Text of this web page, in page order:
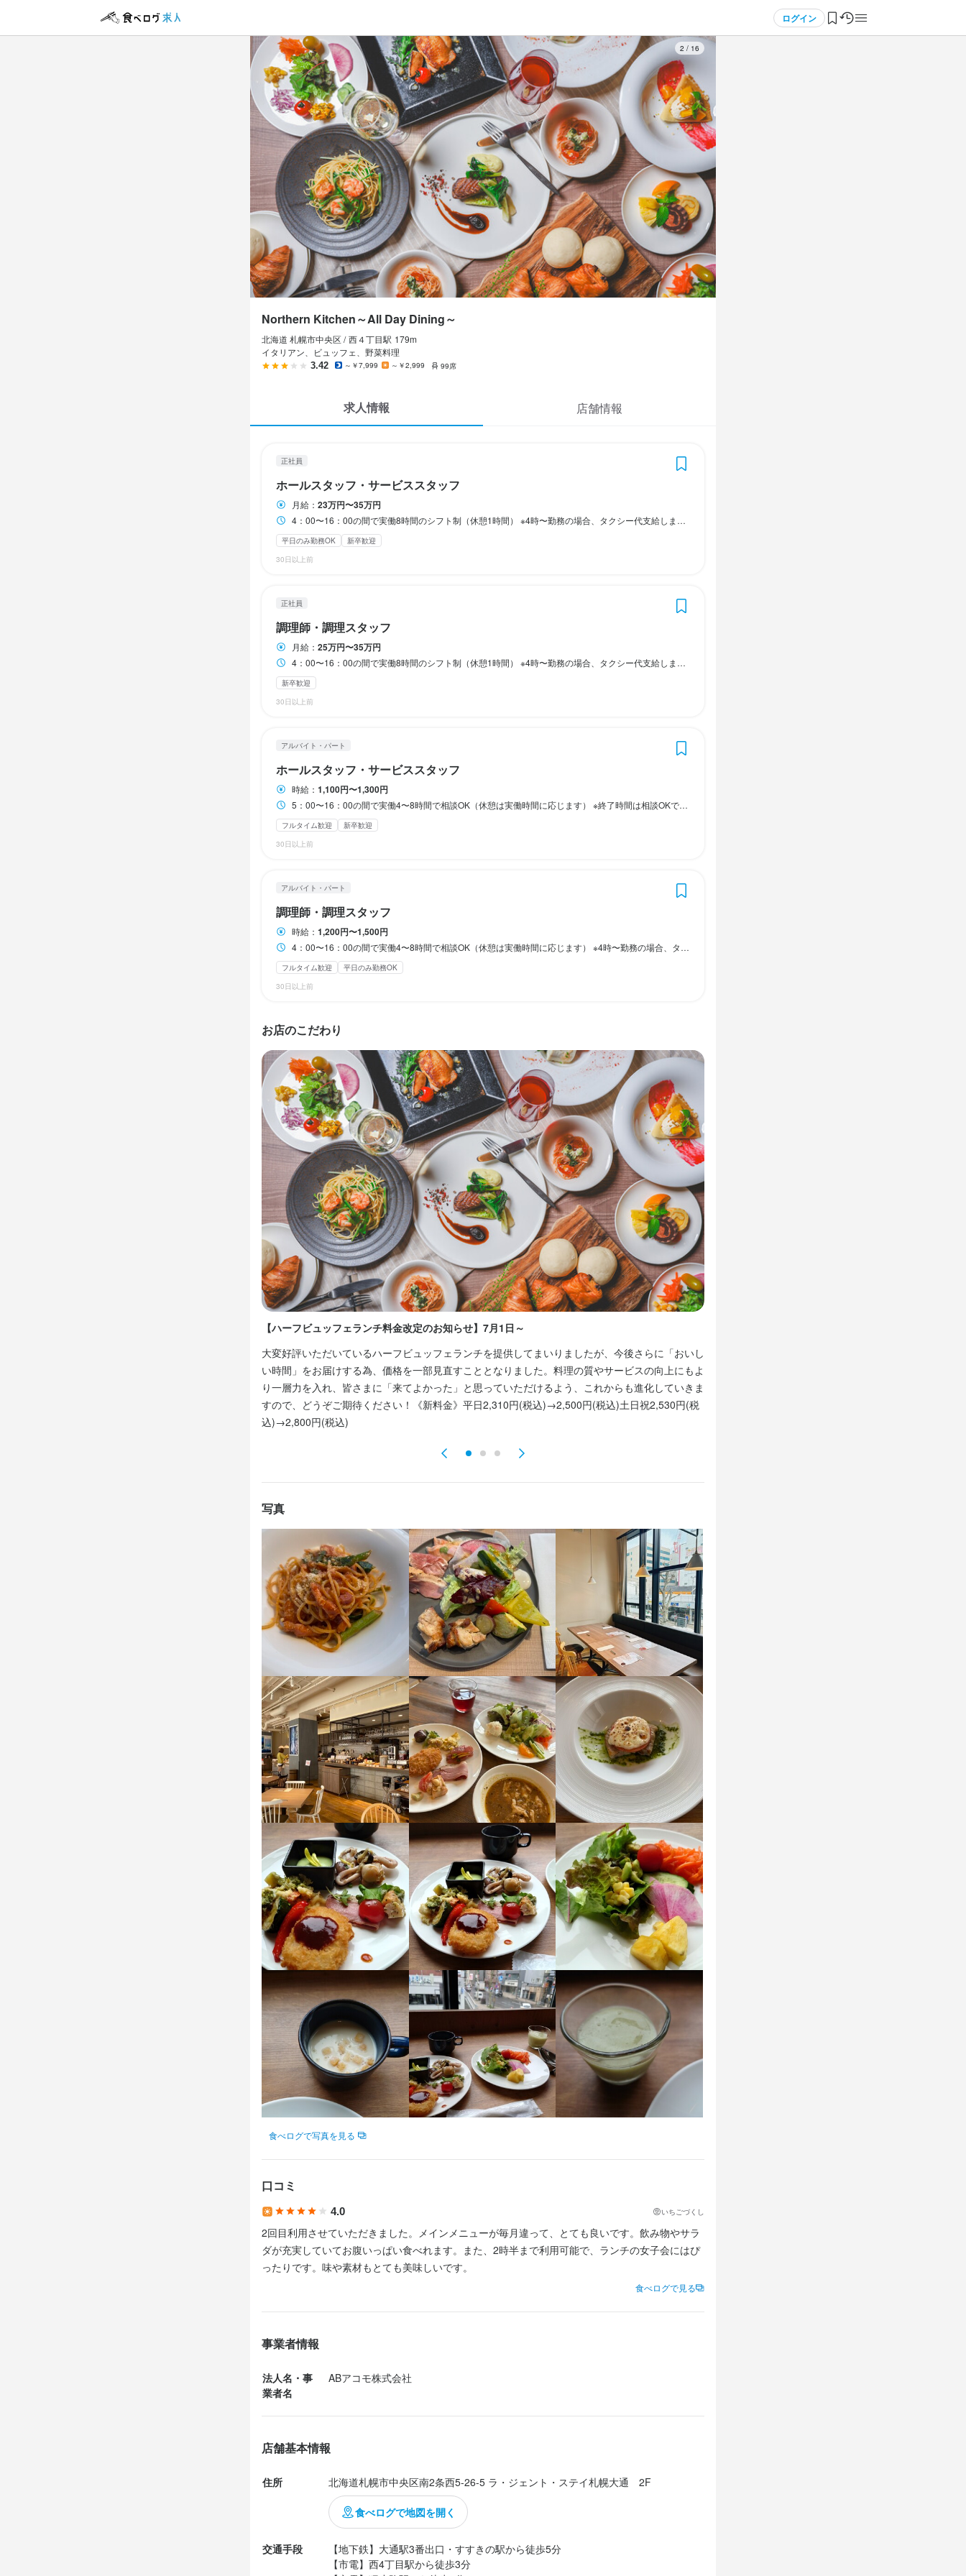
ログイン
3 / 16
Northern Kitchen～All Day Dining～
北海道 札幌市中央区 / 西４丁目駅 179m
イタリアン、ビュッフェ、野菜料理
3.42 ～￥7,999 ～￥2,999 99席
求人情報 店舗情報
正社員
ホールスタッフ・サービススタッフ
月給： 23万円〜35万円
4：00〜16：00の間で実働8時間のシフト制（休憩1時間） ※4時〜勤務の場合、タクシー代支給します。 シフト例 ◇5：00〜14：00（休憩1時間） ◇6：00〜15：00（休憩1時間） ◇7：00〜16：00（休憩1時間）
平日のみ勤務OK
新卒歓迎
30日以上前
正社員
調理師・調理スタッフ
月給： 25万円〜35万円
4：00〜16：00の間で実働8時間のシフト制（休憩1時間） ※4時〜勤務の場合、タクシー代支給します。 シフト例 ◇4：00〜13：00（休憩1時間） ◇6：00〜15：00（休憩1時間） ◇7：00〜16：00（休憩1時間）
新卒歓迎
30日以上前
アルバイト・パート
ホールスタッフ・サービススタッフ
時給： 1,100円〜1,300円
5：00〜16：00の間で実働4〜8時間で相談OK（休憩は実働時間に応じます） ※終了時間は相談OKです。 ※フルタイム勤務も可能です。 シフト例 ◇5：00〜10：00 ◇7：00〜14：00（休憩1時間） ◇7：00〜16：00（休憩1時間） ※上記以外でもご相談ください。 勤務日数 週2日〜相談OKです。 ※週5日勤務などもOKですので、お気軽にご相談下さい。 ※土曜・日曜・祝日勤務できる方尚可
フルタイム歓迎
新卒歓迎
30日以上前
アルバイト・パート
調理師・調理スタッフ
時給： 1,200円〜1,500円
4：00〜16：00の間で実働4〜8時間で相談OK（休憩は実働時間に応じます） ※4時〜勤務の場合、タクシー代支給します。 ※終了時間は相談OKです。 ※フルタイム勤務も可能です。 シフト例 ◇4：00〜13：00（休憩1時間） ◇7：00〜11：00（休憩なし） ◇7：00〜15：00（休憩1時間） ※上記以外でもご相談ください。 勤務日数 週2日〜相談OKです。 ※週5日勤務などもOKですので、お気軽にご相談下さい。 ※土曜・日曜・祝日勤務できる方尚可
フルタイム歓迎
平日のみ勤務OK
30日以上前
お店のこだわり
【ハーフビュッフェランチ料金改定のお知らせ】7月1日～
大変好評いただいているハーフビュッフェランチを提供してまいりましたが、今後さらに「おいし
い時間」をお届けする為、価格を一部見直すこととなりました。料理の質やサービスの向上にもよ
り一層力を入れ、皆さまに「来てよかった」と思っていただけるよう、これからも進化していきま
すので、どうぞご期待ください！《新料金》平日2,310円(税込)→2,500円(税込)土日祝2,530円(税
込)→2,800円(税込)
写真
食べログで写真を見る
口コミ
4.0 いちごづくし
2回目利用させていただきました。メインメニューが毎月違って、とても良いです。飲み物やサラ
ダが充実していてお腹いっぱい食べれます。また、2時半まで利用可能で、ランチの女子会にはぴ
ったりです。味や素材もとても美味しいです。
食べログで見る
事業者情報
法人名・事
業者名
ABアコモ株式会社
店舗基本情報
住所 北海道札幌市中央区南2条西5-26-5 ラ・ジェント・ステイ札幌大通　2F
食べログで地図を開く
交通手段
【地下鉄】大通駅3番出口・すすきの駅から徒歩5分
【市電】西4丁目駅から徒歩3分
求人を選択する
ホールスタッフ 月給：23万円〜35万円
正社員 調理師・調理スタッフ 月給： 25万円〜35万円
バイト ホールスタッフ 時給： 1,100円〜1,300円
バイト 調理師・調理スタッフ 時給：1,200円〜1,500円
求人を選択する
料理長候補 月給：27万円〜40万円
バイト 調理補助 1,100円〜
正社員 調理師・調理スタッフ 月給： 25万円〜30万円
バイト ホールスタッフ 時給： 1,100円〜
求人を選択する
ホールスタッフ 時給：1,075円〜
求人を選択する
ホールスタッフ 時給：1,100円〜
正社員 Northern Kitchen～All Day Dining～
ホールスタッフ・サービススタッフ
ホールスタッフ・サービススタッフ
月給230,000円〜350,000円
昇給あり 交通費支給
試用期間
試用期間3カ月有（同条件）
給与補足
※経験・スキルを考慮し、決定します。
諸手当
交通費規定支給
4：00〜16：00の間で実働8時間のシフト制（休憩1時間）
◇5：00〜14：00（休憩1時間）
◇6：00〜15：00（休憩1時間）
◇7：00〜16：00（休憩1時間）
ランチタイムのみ勤務OK ダブルワーク・副業OK
※2月のみ月8日（うるう年は除く）
月8日以上休みあり 平日のみ勤務OK(土日休み)
待遇
福利厚生
各種社会保険完備
車通勤応相談
制服貸与
昇給・賞与
特徴
学歴不問 未経験者歓迎 独立希望者歓迎 新卒歓迎 フリーター歓迎 駅チカ(徒歩5分以内)
ホテル内レストランにて、接客を中心としたホール業務をお任せします。
営業はモーニングとランチの時間帯に分かれており、それぞれの営業終了後には、次の時間帯や
翌日に向けた準備作業も行っていただきます。
この仕事のおすすめポイント
＜街中の好立地にあるホテル内レストランでのお仕事＞
清潔感のある落ち着いた空間で、快適に働ける環境が整っています。
今後、飲食業界でステップアップを目指したい方にとって、成長できるチャンスが豊富にある職
場です。
勤務地は「ラ・ジェント・ステイ札幌大通」2階のレストラン。朝食やランチの時間帯を中心に、
北海道産の食材を活かしたイタリアンベースの洋食を提供しています。お客様に安心して楽しん
でいただける空間づくりを担っていただきます。
主な業務は、お客様のお出迎えやメニューのご案内、料理の説明、お見送りなど。料理を通じて
お客様との信頼関係を築き、また来たいと思っていただけるサービスを提供することが大切で
す。
さらに、より良いお店づくりのために、あなたのアイデアや意見も積極的に取り入れていきま
す。メニュー開発やスタッフ育成などにも関わりながら、店舗の中心メンバーとして活躍できる
環境です。
少しでも興味をお持ちいただけましたら、ぜひご応募ください。
お仕事は、まず盛り付けなどのシンプルな作業からスタートします。難しい業務は少なく、未経
験の方でも安心して始められる環境です。お気軽にご応募ください。
＜ラ・ジェント・ステイ札幌大通＞
大通駅と狸小路の間に位置しており、アクセスの良さが魅力です。
JRや地下鉄、バス、市電など複数の交通手段が利用できるため、さまざまなエリアから無理なく
通勤できます。
応募資格
必須スキル・経験
年齢
4〜5時までの勤務の場合は18歳以上（例外2）
（例外事由2号）労働基準法等の規定により年齢制限が設けられているため
歓迎スキル・経験
資格不問
求める人物像
未経験者応募OK
イタリアン・洋食の経験がある方は尚可
店名
Northern Kitchen～All Day Dining～
北海道札幌市中央区南2条西5-26-5 ラ・ジェント・ステイ札幌大通　2F
法人名・事業者名
正社員 Northern Kitchen～All Day Dining～
調理師・調理スタッフ
調理師・調理スタッフ
月給250,000円〜350,000円
昇給あり 交通費支給
試用期間
試用期間3カ月有（同条件）
給与補足
※経験・スキルを考慮し、決定します。
諸手当
交通費規定支給
4：00〜16：00の間で実働8時間のシフト制（休憩1時間）
◇4：00〜13：00（休憩1時間）
◇6：00〜15：00（休憩1時間）
◇7：00〜16：00（休憩1時間）
長期勤務歓迎 シフト制
※2月のみ月8日（うるう年は除く）
月8日以上休みあり
待遇
福利厚生
各種社会保険完備
車通勤応相談
制服貸与
昇給・賞与
特徴
学歴不問 未経験者歓迎 新卒歓迎 駅チカ(徒歩5分以内)
ホテル内のレストランにて、調理業務全般をお任せします。
調理に携わっていただきます。
営業が終了した後は、食材の仕込みや下ごしらえ、次の時間帯に向けた準備作業を行います。
調理だけでなく、スムーズな営業を支える大切な役割も担える環境です。
この仕事のおすすめポイント
＜街中の好立地にあるホテル内レストランでのお仕事＞
清潔感のある落ち着いた空間で、快適に働ける環境が整っています。
今後、飲食業界でステップアップを目指したい方にとって、成長できるチャンスが豊富にある職
場です。
勤務地は「ラ・ジェント・ステイ札幌大通」2階のレストラン。朝食やランチの時間帯を中心に、
北海道産の食材を活かしたイタリアンベースの洋食を提供しています。お客様に安心して楽しん
でいただける空間づくりを担っていただきます。
メニューの企画や試作をはじめ、業務の進め方やキッチン全体のレイアウトづくりなど、あなた
のアイデアや発想を存分に活かせるポジションです。
また、調理場の運営管理やスタッフの育成にも携わっていただき、シェフを支える存在としてキ
ッチン全体のマネジメントをお任せします。
将来料理長を目指す方にとって、実践を通じてステップアップできる環境が整っています。新た
な挑戦をしたい方からのご応募をお待ちしています。
北海道各地から厳選した食材を使用し、こだわりの料理を提供しているレストランです。
お仕事は、まず盛り付けなどのシンプルな作業からスタートします。難しい業務は少なく、未経
験の方でも安心して始められる環境です。お気軽にご応募ください。
＜ラ・ジェント・ステイ札幌大通＞
大通駅と狸小路の間に位置しており、アクセスの良さが魅力です。
JRや地下鉄、バス、市電など複数の交通手段が利用できるため、さまざまなエリアから無理なく
通勤できます。
応募資格
必須スキル・経験
年齢
4〜5時までの勤務の場合は18歳以上（例外2）
（例外事由2号）労働基準法等の規定により年齢制限が設けられているため
歓迎スキル・経験
資格不問
求める人物像
未経験者応募OK
イタリアン・洋食の経験がある方は尚可
店名
Northern Kitchen～All Day Dining～
勤務地
北海道札幌市中央区南2条西5-26-5 ラ・ジェント・ステイ札幌大通　2F
最終更新日2026/04/08
アルバイト・パート Northern Kitchen～All Day Dining～
ホールスタッフ・サービススタッフ
ホールスタッフ・サービススタッフ
時給1,100円〜1,300円
昇給あり 交通費支給 扶養内勤務OK
研修期間
試用期間3カ月有（同条件）
給与補足
入社後・2回目まで3カ月更新、その後6カ月ごとの更新
※経験・能力を考慮します
勤務時間
※フルタイム勤務も可能です。
◇5：00〜10：00
◇7：00〜16：00（休憩1時間）
※上記以外でもご相談ください。
勤務日数
週2日〜相談OKです。
※週5日勤務などもOKですので、お気軽にご相談下さい。
ランチタイムのみ勤務OK
週4日以上OK
休日・休暇
シフト制
月8日以上休みあり
受動喫煙防止措置
屋内禁煙
正社員登用制度有
交通費規定支給
福利厚生
各種社会保険完備（法定による）
制服貸与
まかない・食事補助あり 社会保険完備
学歴不問 未経験者歓迎
仕事内容
ホテル内レストランにて、接客を中心としたホール業務をお任せします。
主なお仕事は、お客様のご案内や料理の配膳などです。
営業はモーニングとランチの2つの時間帯で行っており、各時間帯の終了後には次の営業や翌日に
向けた準備作業も担当していただきます。
この仕事のおすすめポイント
＜街中の好立地にあるホテル内レストラン＞
清潔感のある快適な環境で、気持ちよく働ける職場です。朝食・ランチメニューもリニューアル
し、より魅力的なお店づくりを進めています。
アルバイトからスタートし、将来的に正社員として活躍することも可能です。長く安定して働き
たい方にもぴったりの環境です。
勤務地は「ラ・ジェント・ステイ札幌大通」2階のレストラン。きれいなホテル内での勤務とな
り、20代から60代まで幅広い世代のスタッフが在籍しています。
採用では経験よりも人柄を重視しているため、ホテルや飲食業が未経験の方も歓迎しています。
入社後は丁寧な研修があるので、安心してスタートできます。
早朝4時から勤務される場合は、出勤時のタクシー代を支給。勤務時間は1日4時間からフルタイム
まで柔軟に対応しており、ご自身のライフスタイルに合わせて働けます。
＜Northern Kitchen All Day Dining＞
北海道各地から選び抜いた食材を使用し、こだわりの料理を提供しているレストランです。
め、未経験の方でも安心して始められる環境です。お気軽にご応募ください。
＜ラ・ジェント・ステイ札幌大通＞
大通駅と狸小路の間に位置し、アクセスしやすい立地が魅力です。
JR・地下鉄・バス・市電とさまざまな交通手段が利用できるため、どのエリアからでも通勤しや
すい環境が整っています。
応募資格
歓迎スキル・経験
資格不問
求める人物像
未経験者応募OK
学生応募OK
主婦（夫）応募OK
フリーター応募OK
店名
Northern Kitchen～All Day Dining～
勤務地
北海道札幌市中央区南2条西5-26-5 ラ・ジェント・ステイ札幌大通　2F
法人名・事業者名
ABアコモ株式会社
最終更新日2026/04/08
アルバイト・パート Northern Kitchen～All Day Dining～
調理師・調理スタッフ
調理師・調理スタッフ
時給1,200円〜1,500円
研修期間
試用期間3カ月有（同条件）
給与補足
入社後・2回目まで3カ月更新、その後6カ月ごとの更新
※4時〜5時／時給1,500円〜1,875円
勤務時間
※4時〜勤務の場合、タクシー代支給します。
※終了時間は相談OKです。
※フルタイム勤務も可能です。
シフト例
◇7：00〜11：00（休憩なし）
◇7：00〜15：00（休憩1時間）
※上記以外でもご相談ください。
勤務日数
週2日〜相談OKです。
※土曜・日曜・祝日勤務できる方尚可
休日・休暇
シフト制
受動喫煙防止措置
屋内禁煙
待遇
正社員登用制度有
交通費規定支給
福利厚生
各種社会保険完備（法定による）
制服貸与
まかない・食事補助あり 社会保険完備
仕事内容
ホテル内のレストランにて、調理業務全般をお任せします。
当店はモーニングとランチの2つの時間帯で営業しており、それぞれの時間帯に合わせたメニュー
調理に携わっていただきます。
営業が終了した後は、食材の仕込みや下ごしらえ、次の時間帯に向けた準備作業を行います。
調理だけでなく、スムーズな営業を支える大切な役割も担える環境です。
この仕事のおすすめポイント
＜街中の好立地にあるホテル内レストラン＞
清潔感のある快適な環境で、気持ちよく働ける職場です。朝食・ランチメニューもリニューアル
アルバイトからスタートし、将来的に正社員として活躍することも可能です。長く安定して働き
たい方にもぴったりの環境です。
勤務地は「ラ・ジェント・ステイ札幌大通」2階のレストラン。きれいなホテル内での勤務とな
り、20代から60代まで幅広い世代のスタッフが在籍しています。
採用では経験よりも人柄を重視しているため、ホテルや飲食業が未経験の方も歓迎しています。
入社後は丁寧な研修があるので、安心してスタートできます。
まで柔軟に対応しており、ご自身のライフスタイルに合わせて働けます。
北海道各地から選び抜いた食材を使用し、こだわりの料理を提供しているレストランです。
お仕事は、まず盛り付けなどの簡単な作業からスタートします。段階的に業務を覚えていけるた
め、未経験の方でも安心して始められる環境です。お気軽にご応募ください。
＜ラ・ジェント・ステイ札幌大通＞
大通駅と狸小路の間に位置し、アクセスしやすい立地が魅力です。
JR・地下鉄・バス・市電とさまざまな交通手段が利用できるため、どのエリアからでも通勤しや
応募資格
歓迎スキル・経験
資格不問
求める人物像
未経験者応募OK
学生応募OK
主婦（夫）応募OK
フリーター応募OK
店名
Northern Kitchen～All Day Dining～
勤務地
北海道札幌市中央区南2条西5-26-5 ラ・ジェント・ステイ札幌大通　2F
法人名・事業者名
ABアコモ株式会社
最終更新日2026/04/08